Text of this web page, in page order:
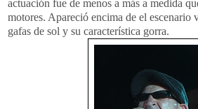
actuación fue de menos a más a medida
motores. Apareció encima de el escenario
gafas de sol y su característica gorra.